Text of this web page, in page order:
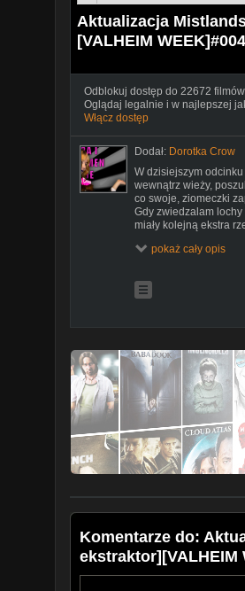
Aktualizacja
[VALHEIM WEEK]#004
Odblokuj dostęp do 22672
Oglądaj legalnie i w najlepszej
Włącz dostęp
Dodał: Dorotka Crow
W dzisiejszym
wewnątrz wieży,
co swoje, ziomeczki
Gdy zwiedzalam
miały kolejną ekstra
którym bedą warsztaty
nieatakowali mnie.
wypadl z niego
12:12 zainfekowana
48:41 Gjall rozwala
52:20 ekstraktor za free
UWAGA
Tej apki nie
włączyć betę odsyłam
nagrywanie i
miniaturka: Chris
#Dorotka #mistlands
pokaż cały opis
Komentarze do:
ekstraktor][VALHEIM